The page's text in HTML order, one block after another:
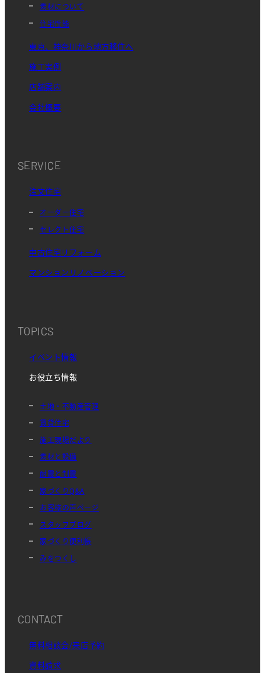
素材について
住宅性能
東京、神奈川から地方移住へ
施工実例
店舗案内
会社概要
SERVICE
注文住宅
オーダー住宅
セレクト住宅
中古住宅リフォーム
マンションリノベーション
TOPICS
イベント情報
お役立ち情報
土地・不動産管理
賃貸住宅
施工現場だより
素材と設備
耐震と制震
家づくりQ&A
お客様の声ページ
スタッフブログ
家づくり便利帳
みをつくし
CONTACT
無料相談会/来店予約
資料請求